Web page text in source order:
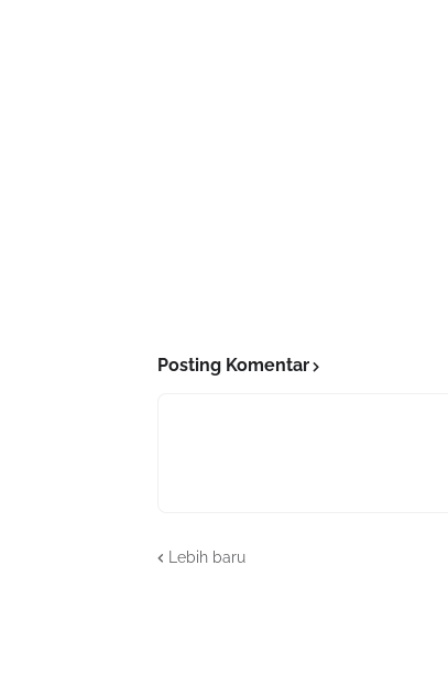
Posting Komentar
Lebih baru